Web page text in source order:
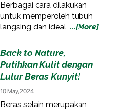
Berbagai cara dilakukan
untuk memperoleh tubuh
langsing dan ideal, ...[More]
Back to Nature,
Putihkan Kulit dengan
Lulur Beras Kunyit!
10 May, 2024
Beras selain merupakan